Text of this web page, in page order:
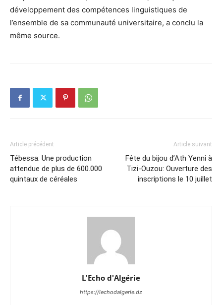
développement des compétences linguistiques de
l’ensemble de sa communauté universitaire, a conclu la
même source.
Article précédent
Tébessa: Une production
attendue de plus de 600.000
quintaux de céréales
Article suivant
Fête du bijou d’Ath Yenni à
Tizi-Ouzou: Ouverture des
inscriptions le 10 juillet
L'Echo d'Algérie
https://lechodalgerie.dz